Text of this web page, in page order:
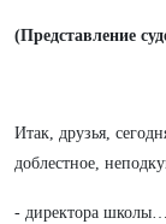
(Представление
Итак, друзья,
доблестное,
- директора